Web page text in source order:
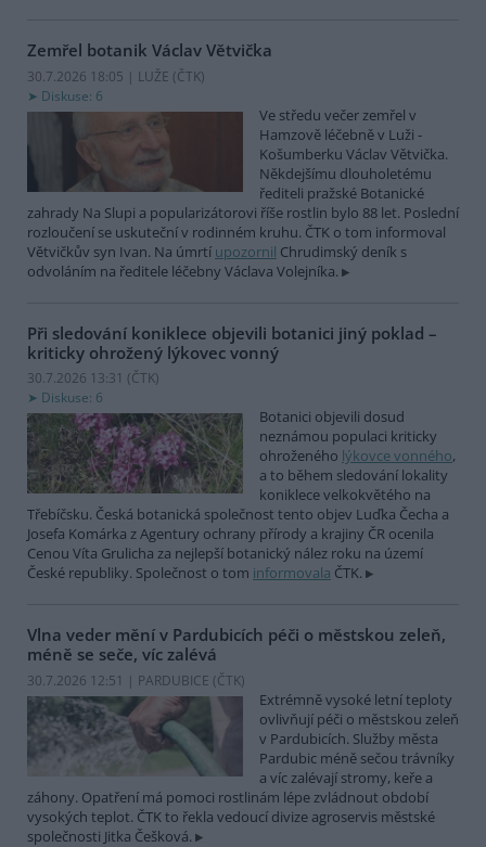
Zemřel botanik Václav Větvička
30.7.2026 18:05 | LUŽE (ČTK)
Diskuse: 6
Ve středu večer zemřel v
Hamzově léčebně v Luži -
Košumberku Václav Větvička.
Někdejšímu dlouholetému
řediteli pražské Botanické
zahrady Na Slupi a popularizátorovi říše rostlin bylo 88 let. Poslední
rozloučení se uskuteční v rodinném kruhu. ČTK o tom informoval
Větvičkův syn Ivan. Na úmrtí upozornil Chrudimský deník s
odvoláním na ředitele léčebny Václava Volejníka.
Při sledování koniklece objevili botanici jiný poklad –
kriticky ohrožený lýkovec vonný
30.7.2026 13:31 (ČTK)
Diskuse: 6
Botanici objevili dosud
neznámou populaci kriticky
ohroženého lýkovce vonného,
a to během sledování lokality
koniklece velkokvětého na
Třebíčsku. Česká botanická společnost tento objev Luďka Čecha a
Josefa Komárka z Agentury ochrany přírody a krajiny ČR ocenila
Cenou Víta Grulicha za nejlepší botanický nález roku na území
České republiky. Společnost o tom informovala ČTK.
Vlna veder mění v Pardubicích péči o městskou zeleň,
méně se seče, víc zalévá
30.7.2026 12:51 | PARDUBICE (ČTK)
Extrémně vysoké letní teploty
ovlivňují péči o městskou zeleň
v Pardubicích. Služby města
Pardubic méně sečou trávníky
a víc zalévají stromy, keře a
záhony. Opatření má pomoci rostlinám lépe zvládnout období
vysokých teplot. ČTK to řekla vedoucí divize agroservis městské
společnosti Jitka Češková.